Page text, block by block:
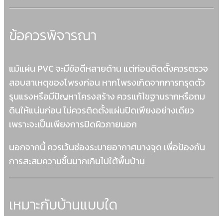
ข้อควรพิจารณา
แม้แผ่น PVC จะมีข้อดีหลายด้าน แต่ก่อนติดตั้งควรตรวจ
สอบสาเหตุของโพรงก่อน หากโพรงเกิดจากการทรุดตัว
รุนแรงหรือมีปัญหาโครงสร้าง ควรแก้ไขฐานรากหรือถม
ดินให้แน่นก่อน ไม่ควรติดตั้งแผ่นปิดเพียงอย่างเดียว
เพราะจะเป็นเพียงการปิดผิวภายนอก
นอกจากนี้ ควรเว้นช่องระบายอากาศบางจุด เพื่อป้องกัน
การสะสมความชื้นมากเกินไปใต้พื้นบ้าน
เหมาะกับบ้านแบบใด